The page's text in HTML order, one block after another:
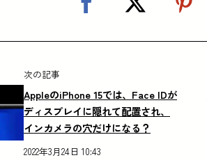
次の記事
AppleのiPhone 15では、Face IDが
ディスプレイに隠れて配置され、
インカメラの穴だけになる？
2022年3月24日 10:43